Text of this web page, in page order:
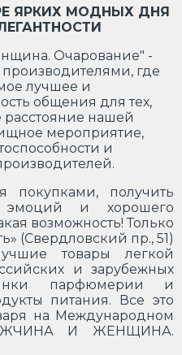
ЯРКИХ МОДНЫХ ДНЯ
Очарование" -
где
лучшее и
общения для тех,
расстояние нашей
мероприятие,
и
покупками, получить
эмоций и хорошего
возможность! Только
(Свердловский пр., 51)
товары легкой
и зарубежных
парфюмерии и
питания. Все это
на Международном
И ЖЕНЩИНА.